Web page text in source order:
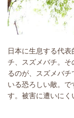
日本に生息する代表
チ、スズメバチ。
るのが、スズメバ
いる恐ろしい敵。
す。被害に遭いに